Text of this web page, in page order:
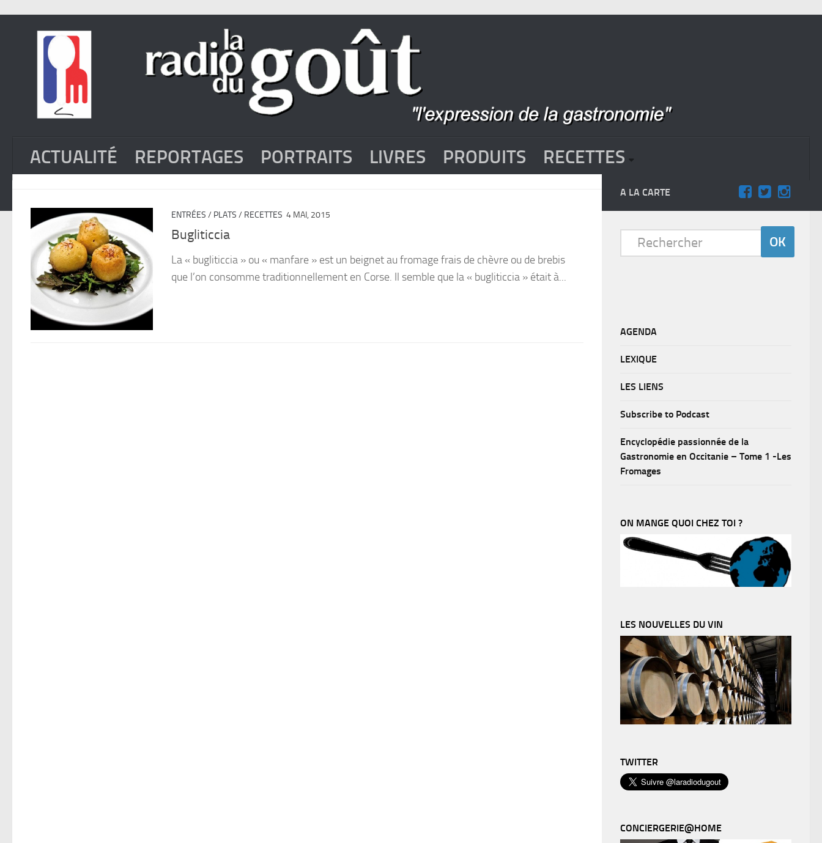
ACTUALITÉ REPORTAGES PORTRAITS LIVRES PRODUITS RECETTES
ENTRÉES / PLATS / RECETTES 4 MAI, 2015
Bugliticcia
La « bugliticcia » ou « manfare » est un beignet au fromage frais de chèvre ou de brebis
que l’on consomme traditionnellement en Corse. Il semble que la « bugliticcia » était à...
A LA CARTE
AGENDA
LEXIQUE
LES LIENS
Subscribe to Podcast
Encyclopédie passionnée de la
Gastronomie en Occitanie – Tome 1 -Les
Fromages
ON MANGE QUOI CHEZ TOI ?
LES NOUVELLES DU VIN
TWITTER
CONCIERGERIE@HOME